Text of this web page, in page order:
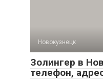
Новокузнецк
Золингер в
телефон,